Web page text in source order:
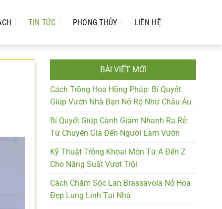
TIN TỨC PHONG THỦY LIÊN HỆ
BÀI VIẾT MỚI
Cách Trồng Hoa Hồng Pháp: Bí Quyết
Giúp Vườn Nhà Bạn Nở Rộ Như Châu Âu
Bí Quyết Giúp Cành Giâm Nhanh Ra Rễ:
Từ Chuyên Gia Đến Người Làm Vườn
Kỹ Thuật Trồng Khoai Môn Từ A Đến Z
Cho Năng Suất Vượt Trội
Cách Chăm Sóc Lan Brassavola Nở Hoa
Đẹp Lung Linh Tại Nhà